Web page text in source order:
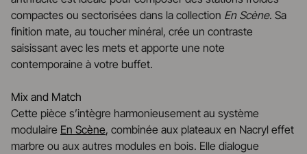
compactes ou sectorisées dans la collection En Scène. Sa
finition mate, au toucher minéral, crée un contraste
saisissant avec les mets et apporte une note
contemporaine à votre buffet.
Mix and Match
Cette pièce s’intègre harmonieusement au système
modulaire En Scène, combinée aux plateaux en Nacryl effet
marbre ou aux autres modules en bois. Elle dialogue